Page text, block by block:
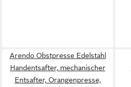
Arendo Obstpresse Edelstahl
Handentsafter, mechanischer
Entsafter, Orangenpresse,